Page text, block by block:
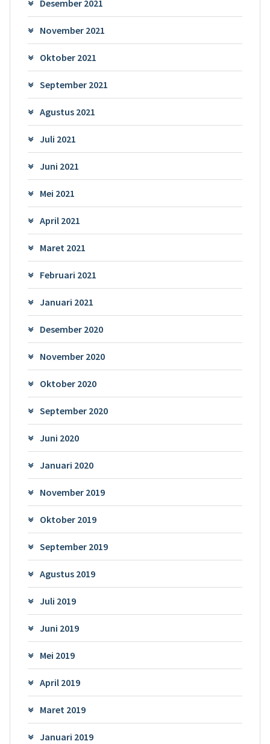
Desember 2021
November 2021
Oktober 2021
September 2021
Agustus 2021
Juli 2021
Juni 2021
Mei 2021
April 2021
Maret 2021
Februari 2021
Januari 2021
Desember 2020
November 2020
Oktober 2020
September 2020
Juni 2020
Januari 2020
November 2019
Oktober 2019
September 2019
Agustus 2019
Juli 2019
Juni 2019
Mei 2019
April 2019
Maret 2019
Januari 2019